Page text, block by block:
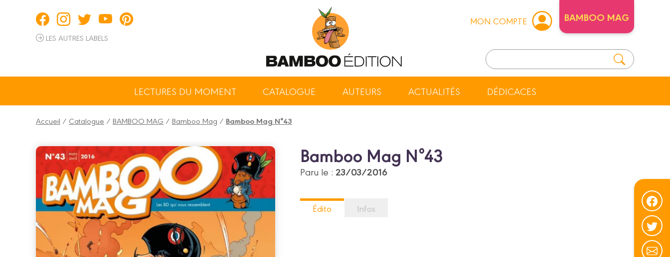
LES AUTRES LABELS
MON COMPTE BAMBOO MAG
LECTURES DU MOMENT CATALOGUE AUTEURS ACTUALITÉS DÉDICACES
Accueil / Catalogue / BAMBOO MAG / Bamboo Mag / Bamboo Mag N°43
Bamboo Mag N°43
Paru le : 23/03/2016
Édito Infos